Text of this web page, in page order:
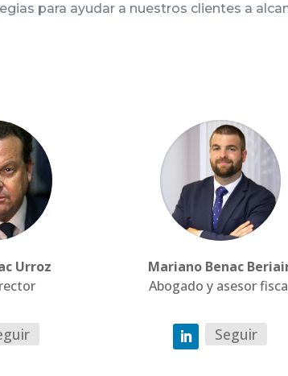
para ayudar a nuestros clientes a
Urroz
Mariano Benac
Abogado y asesor
Seguir